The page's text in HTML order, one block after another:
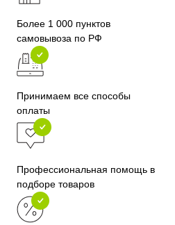
Более 1 000 пунктов
самовывоза по РФ
Принимаем все способы
оплаты
Профессиональная помощь в
подборе товаров